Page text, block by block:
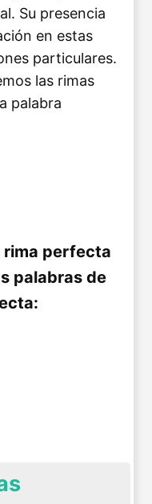
Su presencia
en estas
particulares.
las rimas
palabra
rima perfecta
palabras de